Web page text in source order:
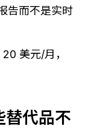
告而不是实时
美元/月，
代品不